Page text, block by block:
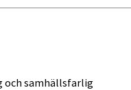
och samhällsfarlig